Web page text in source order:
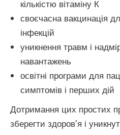
кількістю вітаміну К
своєчасна вакцинація
інфекцій
уникнення травм і
навантажень
освітні програми для
симптомів і перших дій
Дотримання цих простих
зберегти здоров’я і